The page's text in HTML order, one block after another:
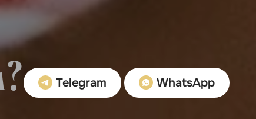
Telegram WhatsApp